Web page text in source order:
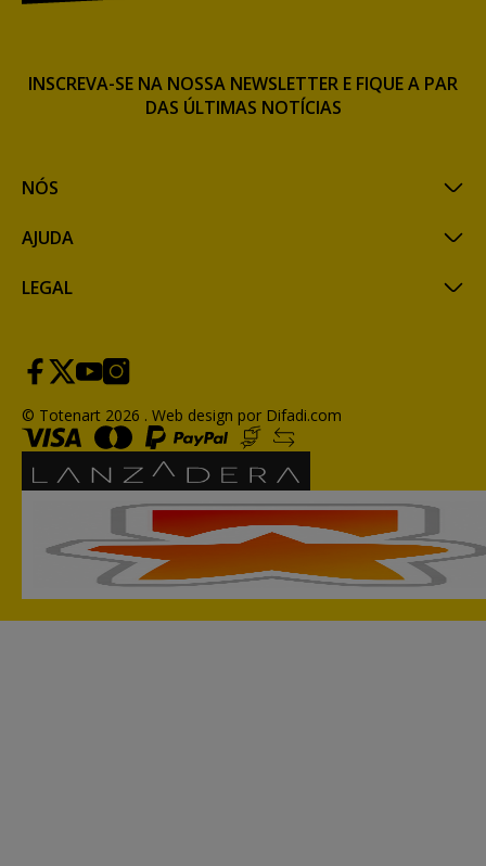
NÓS
AJUDA
LEGAL
INSCREVA-SE NA NOSSA NEWSLETTER E FIQUE A PAR
DAS ÚLTIMAS NOTÍCIAS
© Totenart 2026 . Web design por Difadi.com